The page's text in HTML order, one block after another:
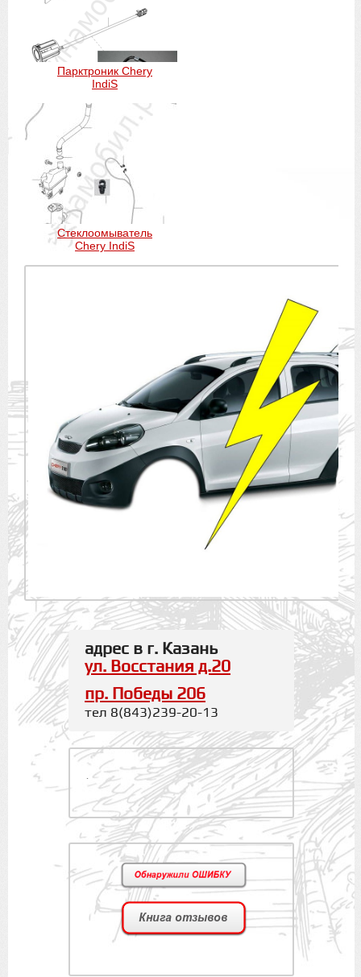
Парктроник Chery
IndiS
Стеклоомыватель
Chery IndiS
адрес в г. Казань
ул. Восстания д.20
пр. Победы 206
тел 8(843)239-20-13
.